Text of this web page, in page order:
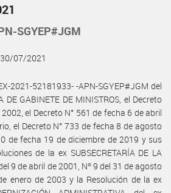
SGYEP#JGM
07/2021
2021-52181933- -APN-SGYEP#JGM del
DE GABINETE DE MINISTROS, el Decreto
el Decreto N° 561 de fecha 6 de abril
el Decreto N° 733 de fecha 8 de agosto
de fecha 19 de diciembre de 2019 y sus
de la ex SUBSECRETARÍA DE LA
9 de abril de 2001, Nº 9 del 31 de agosto
enero de 2003 y la Resolución de la ex